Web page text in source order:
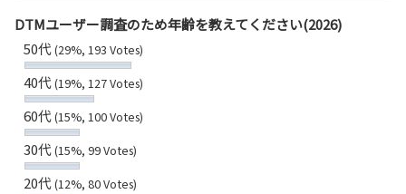
DTMユーザー調査のため年齢を教えてください(2026)
50代(29%, 193 Votes)
40代(19%, 127 Votes)
60代(15%, 100 Votes)
30代(15%, 99 Votes)
20代(12%, 80 Votes)